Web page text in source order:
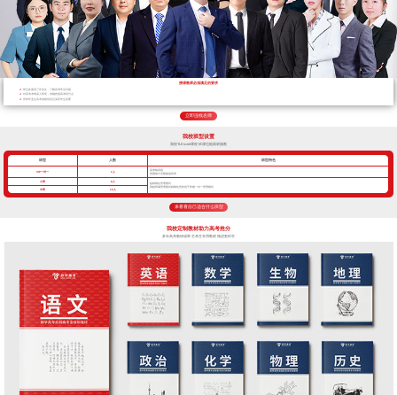
授课教师必须满足的要求
带过多届高三毕业生，了解高考常见问题
对高考考纲深入研究，准确把握高考得分点
所带毕业生高考成绩优异且深受学生喜爱
立即连线名师
我校班型设置
我校TLEscort课程 班课也能因材施教
班型 人数 班型特色
VIP一对一 1人
高考核武器
把握每寸光阴备战高考
小班 8人
超精细化管理模式
我校班课管理模式精细化管控优于常规一对一管理模式
中班 16人
来看看自己适合什么班型
我校定制教材助力高考抢分
多年高考教研成果 艺考生专用教材 精进更科学